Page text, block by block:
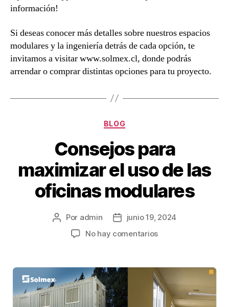
información!
Si deseas conocer más detalles sobre nuestros espacios
modulares y la ingeniería detrás de cada opción, te
invitamos a visitar www.solmex.cl, donde podrás
arrendar o comprar distintas opciones para tu proyecto.
BLOG
Consejos para
maximizar el uso de las
oficinas modulares
Por admin
junio 19, 2024
No hay comentarios